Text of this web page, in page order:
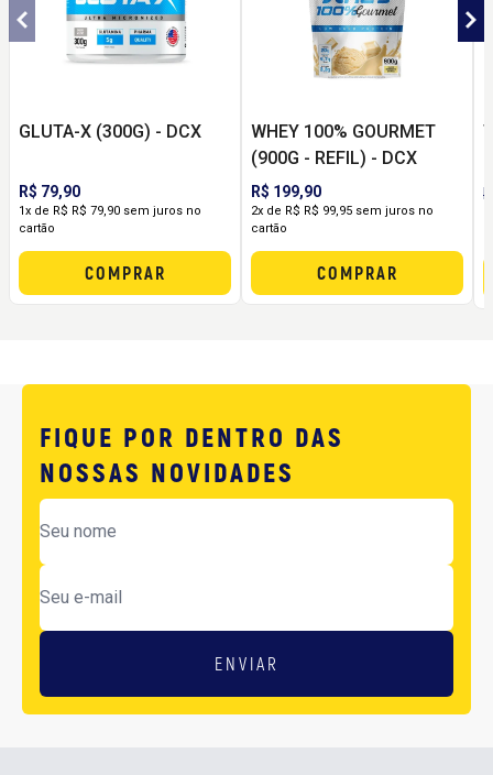
GLUTA-X (300G) - DCX
R$ 79,90
1x de R$ R$ 79,90 sem juros no
cartão
COMPRAR
WHEY 100% GOURMET
(900G - REFIL) - DCX
R$ 199,90
2x de R$ R$ 99,95 sem juros no
cartão
COMPRAR
FIQUE POR DENTRO DAS
NOSSAS NOVIDADES
ENVIAR